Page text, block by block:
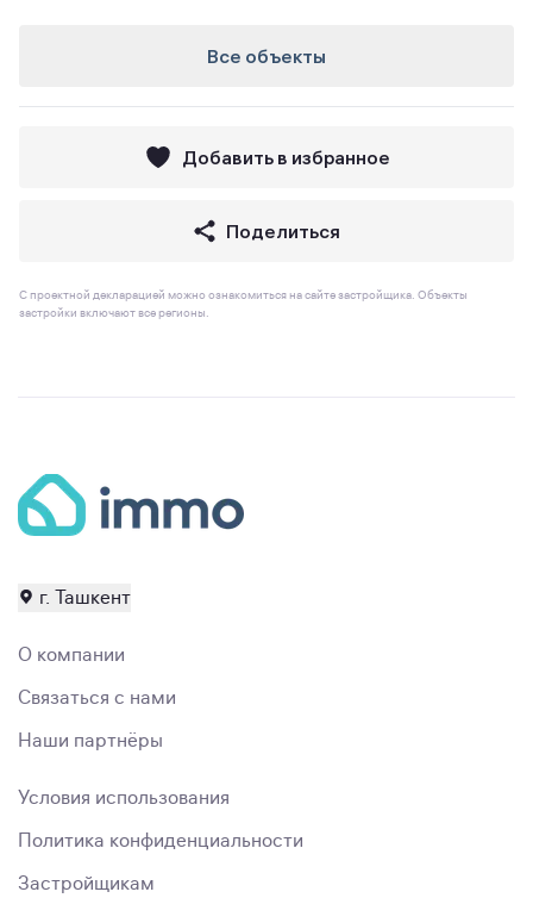
Все объекты
Добавить в избранное
Поделиться
С проектной декларацией можно ознакомиться на сайте застройщика. Объекты
застройки включают все регионы.
г. Ташкент
О компании
Связаться с нами
Наши партнёры
Условия использования
Политика конфиденциальности
Застройщикам